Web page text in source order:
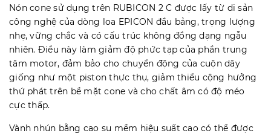
Nón cone sử dụng trên RUBICON 2 C được lấy từ di sản
công nghệ của dòng loa EPICON đầu bảng, trọng lượng
nhẹ, vững chắc và có cấu trúc không đồng dạng ngẫu
nhiên. Điều này làm giảm độ phức tạp của phần trung
tâm motor, đảm bảo cho chuyển động của cuộn dây
giống như một piston thực thụ, giảm thiểu cộng hưởng
thứ phát trên bề mặt cone và cho chất âm có độ méo
cực thấp.
Vành nhún bằng cao su mềm hiệu suất cao có thể được